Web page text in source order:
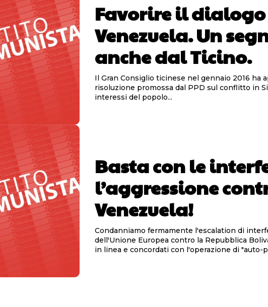
Favorire il
Venezuela. Un
anche dal Ticino.
Il Gran Consiglio ticinese nel gennaio 2016 ha
risoluzione promossa dal PPD sul conflitto in
interessi del popolo...
Basta con le
l’aggressione
Venezuela!
Condanniamo fermamente l'escalation di
dell'Unione Europea contro la Repubblica
in linea e concordati con l'operazione di "auto-